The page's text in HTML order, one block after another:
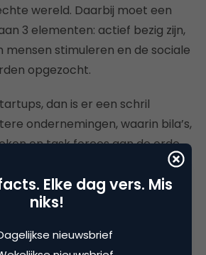
wereld. Daarbij moet een
3 elementen: actief bezig zijn,
stimuleren en de sociale
opgezocht.
dan is er een schril
ondernemingen, waarin bila’s,
en task forces aan de orde
aan kapotmaken, aan
kun je ook jezelf disrupten,
veilige omgeving, waarin je
Elke dag vers. Mis
niks!
nieuwsbrief